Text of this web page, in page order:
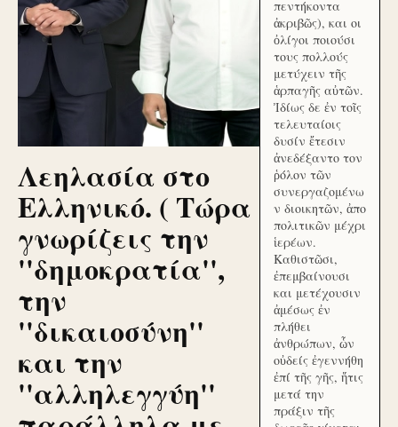
Λεηλασία στο
Ελληνικό. ( Τώρα
γνωρίζεις την
''δημοκρατία'',
την
''δικαιοσύνη''
και την
''αλληλεγγύη''
πεντήκοντα
ἀκριβῶς), και οι
ὀλίγοι ποιούσι
τους πολλούς
μετύχειν τῆς
ἁρπαγῆς αὐτῶν.
Ἰδίως δε ἐν τοῖς
τελευταίοις
δυσίν ἔτεσιν
ἀνεδέξαντο τον
ῥόλον τῶν
συνεργαζομένω
ν διοικητῶν, ἀπο
πολιτικῶν μέχρι
ἱερέων.
Καθιστῶσι,
ἐπεμβαίνουσι
και μετέχουσιν
ἀμέσως ἐν
πλήθει
ἀνθρώπων, ὧν
οὐδείς ἐγεννήθη
ἐπί τῆς γῆς, ἥτις
μετά την
πράξιν τῆς